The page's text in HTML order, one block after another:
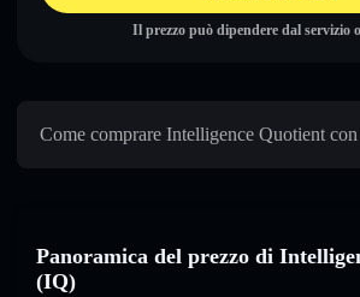
Il prezzo può dipendere dal servizio
Come comprare Intelligence Quotient
Panoramica del prezzo di
(IQ)